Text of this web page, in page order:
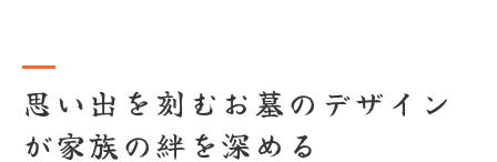
思い出を刻むお墓のデザイン
が家族の絆を深める